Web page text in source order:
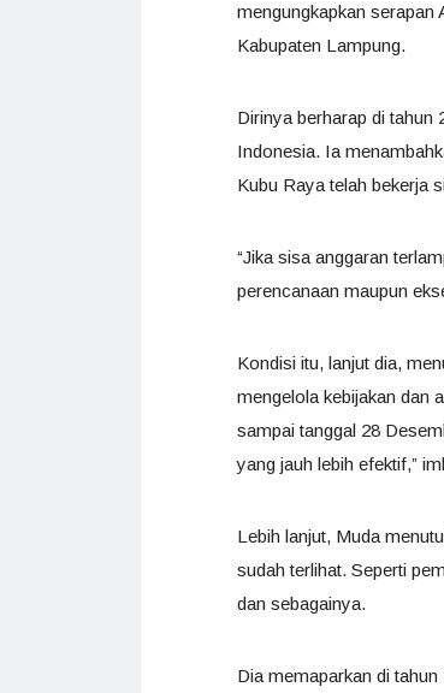
mengungkapkan serapan
Kabupaten Lampung.
Dirinya berharap di tahun
Indonesia. Ia
Kubu Raya telah bekerja
“Jika sisa anggaran
perencanaan maupun
Kondisi itu, lanjut dia,
mengelola kebijakan dan
sampai tanggal 28
yang jauh lebih efektif,”
Lebih lanjut, Muda
sudah terlihat. Seperti
dan sebagainya.
Dia memaparkan di